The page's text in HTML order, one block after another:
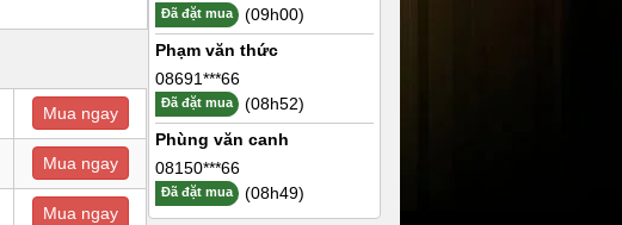
Mua ngay
Mua ngay
Mua ngay
Đã đặt mua
(09h00)
Phạm văn thức
08691***66
Đã đặt mua
(08h52)
Phùng văn canh
08150***66
Đã đặt mua (08h49)